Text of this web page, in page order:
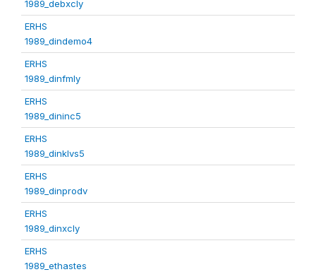
1989_debxcly
ERHS
1989_dindemo4
ERHS
1989_dinfmly
ERHS
1989_dininc5
ERHS
1989_dinklvs5
ERHS
1989_dinprodv
ERHS
1989_dinxcly
ERHS
1989_ethastes